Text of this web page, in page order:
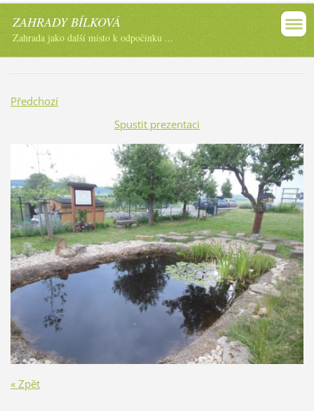
ZAHRADY BÍLKOVÁ
Zahrada jako další místo k odpočinku ...
Předchozí
Spustit prezentaci
« Zpět